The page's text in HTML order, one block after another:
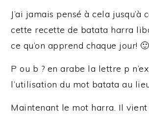
J’ai jamais pensé à cela jusqu’à
cette recette de batata harra
ce qu’on apprend chaque jour! 🙂
P ou b ? en arabe la lettre p
l’utilisation du mot batata au
Maintenant le mot harra. Il